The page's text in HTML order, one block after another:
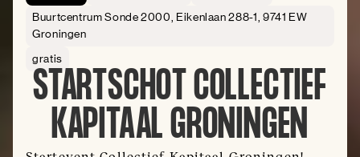
Buurtcentrum Sonde 2000, Eikenlaan 288-1, 9741 EW
Groningen
gratis
STARTSCHOT COLLECTIEF
KAPITAAL GRONINGEN